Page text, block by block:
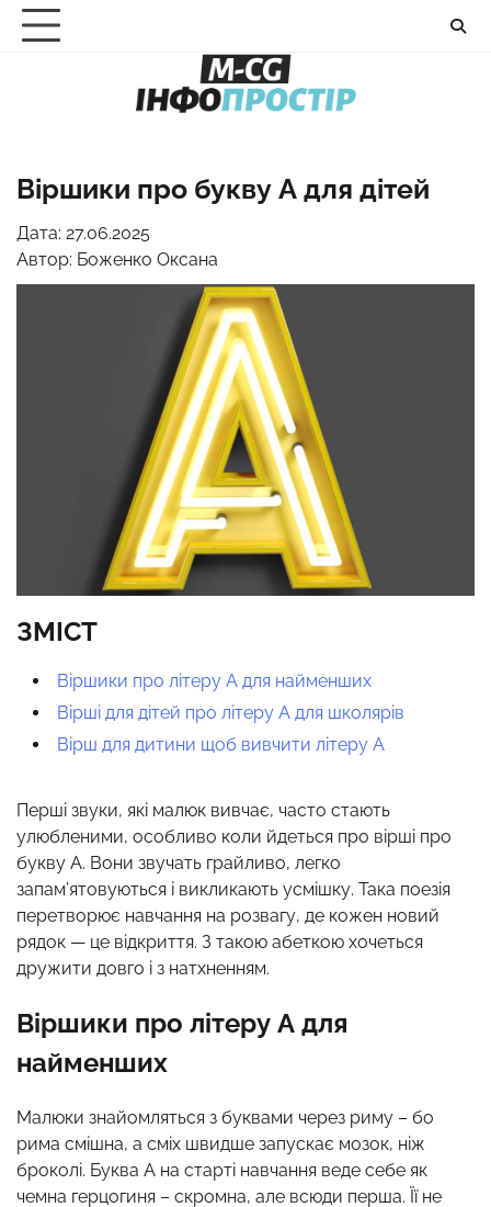
Перейти
Віршики про букву А для дітей
Дата: 27.06.2025
Автор: Боженко Оксана
ЗМІСТ
Віршики про літеру А для найменших
Вірші для дітей про літеру А для школярів
Вірш для дитини щоб вивчити літеру А
Перші звуки, які малюк вивчає, часто стають
улюбленими, особливо коли йдеться про вірші про
букву А. Вони звучать грайливо, легко
запам’ятовуються і викликають усмішку. Така поезія
перетворює навчання на розвагу, де кожен новий
рядок — це відкриття. З такою абеткою хочеться
дружити довго і з натхненням.
Віршики про літеру А для
найменших
Малюки знайомляться з буквами через риму – бо
рима смішна, а сміх швидше запускає мозок, ніж
броколі. Буква А на старті навчання веде себе як
чемна герцогиня – скромна, але всюди перша. Її не